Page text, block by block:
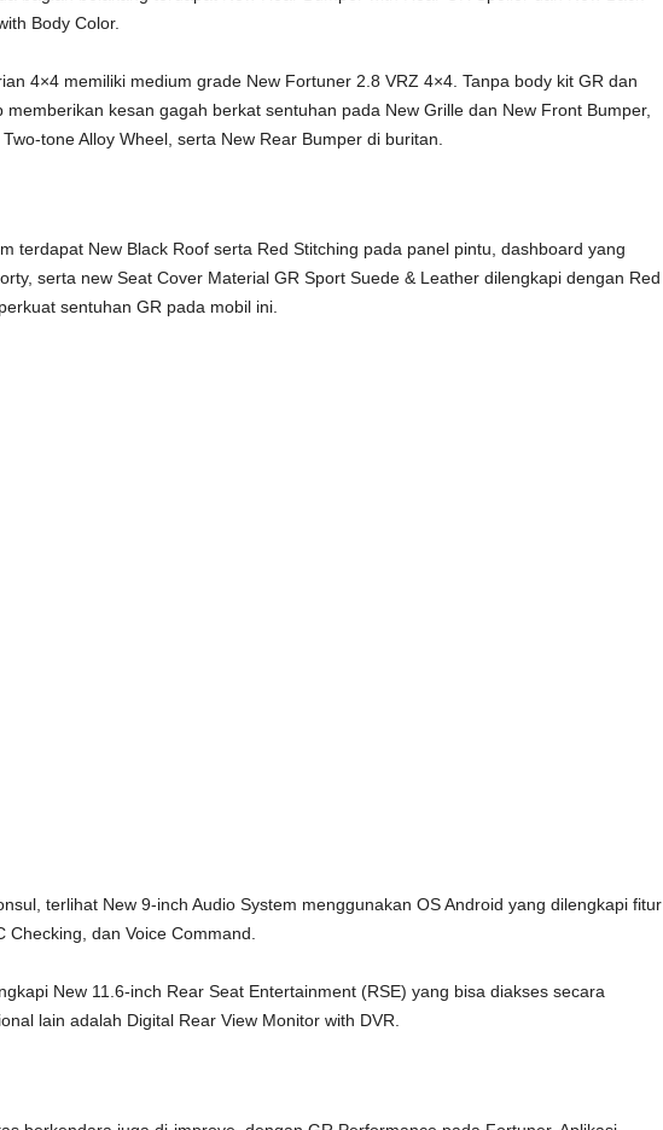
Body Color.
4×4 memiliki medium grade New Fortuner 2.8 VRZ 4×4. Tanpa body kit GR dan
memberikan kesan gagah berkat sentuhan pada New Grille dan New Front Bumper,
tone Alloy Wheel, serta New Rear Bumper di buritan.
terdapat New Black Roof serta Red Stitching pada panel pintu, dashboard yang
serta new Seat Cover Material GR Sport Suede & Leather dilengkapi dengan Red
sentuhan GR pada mobil ini.
terlihat New 9-inch Audio System menggunakan OS Android yang dilengkapi fitur
Checking, dan Voice Command.
New 11.6-inch Rear Seat Entertainment (RSE) yang bisa diakses secara
lain adalah Digital Rear View Monitor with DVR.